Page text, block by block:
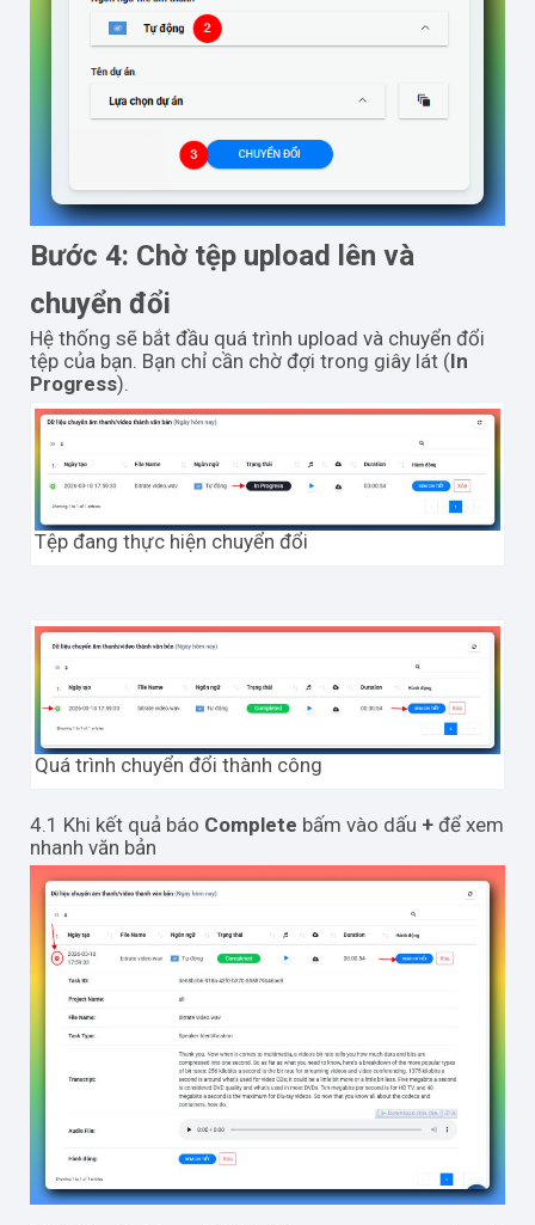
Bước 4: Chờ tệp upload lên và
chuyển đổi
Hệ thống sẽ bắt đầu quá trình upload và chuyển đổi
tệp của bạn. Bạn chỉ cần chờ đợi trong giây lát (In
Progress).
Tệp đang thực hiện chuyển đổi
Quá trình chuyển đổi thành công
4.1 Khi kết quả báo Complete bấm vào dấu + để xem
nhanh văn bản